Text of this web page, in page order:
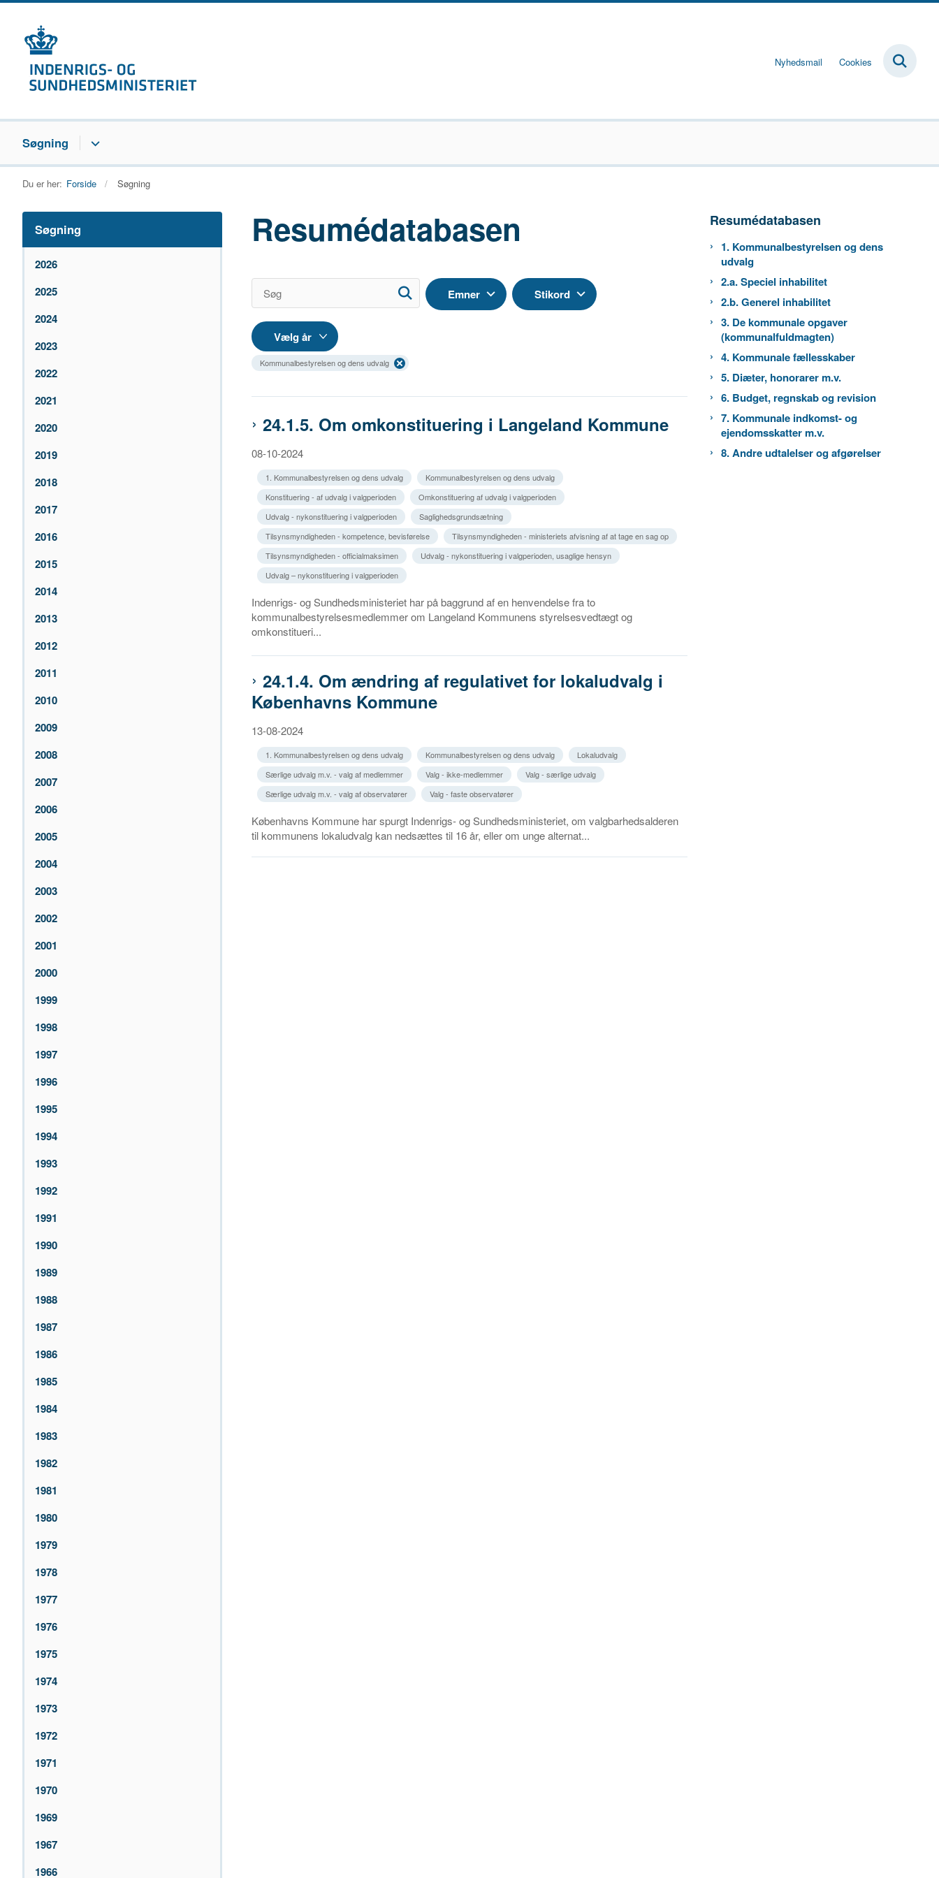
Nyhedsmail Cookies
Søgning
Du er her: Forside Søgning
Søgning
2026
2025
2024
2023
2022
2021
2020
2019
2018
2017
2016
2015
2014
2013
2012
2011
2010
2009
2008
2007
2006
2005
2004
2003
2002
2001
2000
1999
1998
1997
1996
1995
1994
1993
1992
1991
1990
1989
1988
1987
1986
1985
1984
1983
1982
1981
1980
1979
1978
1977
1976
1975
1974
1973
1972
1971
1970
1969
1967
1966
Resumédatabasen
Emner Stikord
Kommunalbestyrelsen og dens udvalg
24.1.5. Om omkonstituering i Langeland Kommune
08-10-2024
1. Kommunalbestyrelsen og dens udvalg
Kommunalbestyrelsen og dens udvalg
Konstituering - af udvalg i valgperioden
Omkonstituering af udvalg i valgperioden
Udvalg - nykonstituering i valgperioden
Saglighedsgrundsætning
Tilsynsmyndigheden - kompetence, bevisførelse
Tilsynsmyndigheden - ministeriets afvisning af at tage en sag op
Tilsynsmyndigheden - officialmaksimen
Udvalg - nykonstituering i valgperioden, usaglige hensyn
Udvalg – nykonstituering i valgperioden
Indenrigs- og Sundhedsministeriet har på baggrund af en henvendelse fra to
kommunalbestyrelsesmedlemmer om Langeland Kommunens styrelsesvedtægt og
omkonstitueri...
24.1.4. Om ændring af regulativet for lokaludvalg i
Københavns Kommune
13-08-2024
1. Kommunalbestyrelsen og dens udvalg Kommunalbestyrelsen og dens udvalg
Lokaludvalg
Særlige udvalg m.v. - valg af medlemmer
Valg - ikke-medlemmer
Valg - særlige udvalg
Særlige udvalg m.v. - valg af observatører
Valg - faste observatører
Københavns Kommune har spurgt Indenrigs- og Sundhedsministeriet, om valgbarhedsalderen
til kommunens lokaludvalg kan nedsættes til 16 år, eller om unge alternat...
Resumédatabasen
1. Kommunalbestyrelsen og dens
udvalg
2.a. Speciel inhabilitet
2.b. Generel inhabilitet
3. De kommunale opgaver
(kommunalfuldmagten)
4. Kommunale fællesskaber
5. Diæter, honorarer m.v.
6. Budget, regnskab og revision
7. Kommunale indkomst- og
ejendomsskatter m.v.
8. Andre udtalelser og afgørelser